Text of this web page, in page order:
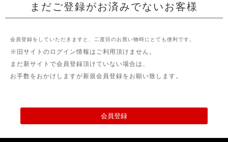
まだご登録がお済みでないお客様
会員登録をしていただきますと、二度目のお買い物時にとても便利です。
※旧サイトのログイン情報はご利用頂けません。
まだ新サイトで会員登録頂けていない場合は、
お手数をおかけしますが新規会員登録をお願い致します。